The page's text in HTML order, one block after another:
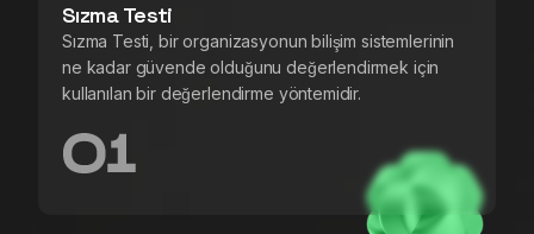
Sızma Testi
Sızma Testi, bir organizasyonun bilişim sistemlerinin
ne kadar güvende olduğunu değerlendirmek için
kullanılan bir değerlendirme yöntemidir.